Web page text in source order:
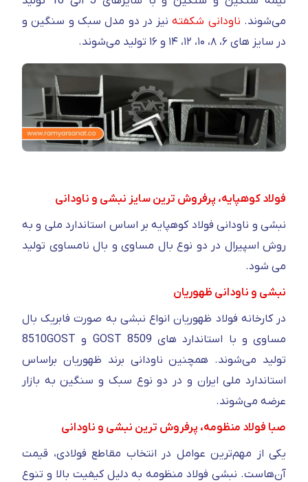
می‌شوند. ناودانی شکفتهنیز در دو مدل سبک و سنگین و
در سایز های ۶، ۸، ۱۰، ۱۲، ۱۴ و ۱۶ تولید می‌شوند.
فولاد کوهپایه، پرفروش ترین سایز نبشی و ناودانی
نبشی و ناودانی فولاد کوهپایه بر اساس استاندارد ملی و به
روش اسپیرال در دو نوع بال مساوی و بال نامساوی تولید
می شود.
نبشی و ناودانی ظهوریان
در کارخانه فولاد ظهوریان انواع نبشی به صورت فابریک بال
مساوی و با استاندارد های 8509 GOST و 8510GOST
تولید می‌شوند. همچنین ناودانی برند ظهوریان براساس
استاندارد ملی ایران و در دو نوع سبک و سنگین به بازار
عرضه می‌شوند.
صبا فولاد منظومه، پرفروش ترین نبشی و ناودانی
یکی از مهم‌ترین عوامل در انتخاب مقاطع فولادی، قیمت
آن‌هاست. نبشی فولاد منظومه به دلیل کیفیت بالا و تنوع